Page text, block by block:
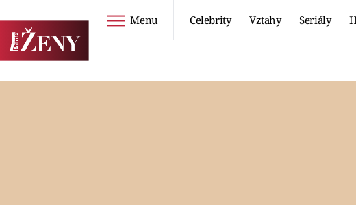
Menu Celebrity Vztahy Seriály